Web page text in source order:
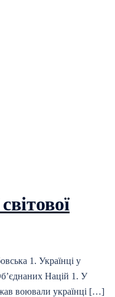
1. Українці у
Націй 1. У
воювали українці […]